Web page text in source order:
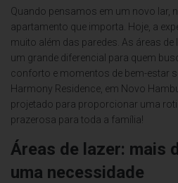
Quando pensamos em um novo lar,
apartamento que importa. Hoje, a
muito além das paredes. As áreas
um grande diferencial para quem
conforto e momentos de bem-estar
Harmony Residence, em Novo
projetado para proporcionar uma
prazerosa para toda a família!
Áreas de lazer: mais
uma necessidade